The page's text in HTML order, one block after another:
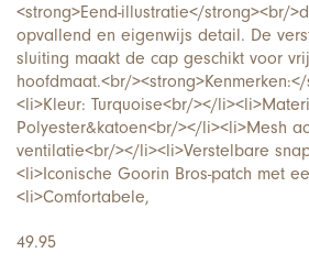
<strong>Eend-illustratie</strong><br/
opvallend en eigenwijs detail. De
sluiting maakt de cap geschikt voor
hoofdmaat.<br/
<li>Kleur: Turquoise<br/></
Polyester&katoen<br/></li><li>Mesh
ventilatie<br/></li><li>Verstelbare
<li>Iconische Goorin Bros-patch met
<li>Comfortabele,
49.95